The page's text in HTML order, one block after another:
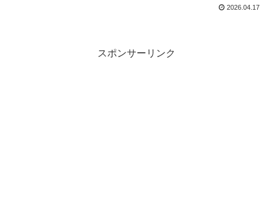
2026.04.17
スポンサーリンク